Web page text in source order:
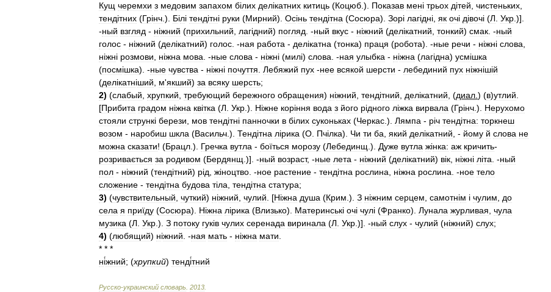
Кущ черемхи з медовим запахом білих делікатних китиць (Коцюб .). Показав мені трьох дітей чистеньких
тендітних (Грінч .). Білі тендітні руки (Мирний). Осінь тендітна (Сосюра). Зорі лагідні, як очі дівочі (Л Укр .)].
-ный взгляд - ніжний (прихильний лагідний) погляд . -ный вкус - ніжний (делікатний тонкий) смак . -ный
голос - ніжний (делікатний) голос . -ная работа - делікатна (тонка) праця (робота). -ные речи - ніжні слова
ніжні розмови ніжна мова . -ные слова - ніжні (милі) слова . -ная улыбка - ніжна (лагідна) усмішка
(посмішка). -ные чувства - ніжні почуття Лебяжий пух -нее всякой шерсти - лебединий пух ніжнішій
(делікатніший м'якший) за всяку шерсть;
2) (слабый хрупкий требующий бережного обращения) ніжний тендітний делікатний , (диал ) (в)утлий
[Прибита градом ніжна квітка (Л Укр .). Ніжне коріння вода з його рідного ліжка вирвала (Грінч .). Нерухомо
стояли стрункі берези мов тендітні панночки в білих суконьках (Черкас .). Лямпа - річ тендітна: торкнеш
возом - наробиш шкла (Васильч .). Тендітна лірика (О Пчілка). Чи ти ба який делікатний , - йому й слова не
можна сказати! (Брацл .). Гречка вутла - боїться морозу (Лебединщ .). Дуже вутла жінка: аж кричить-
розривається за родивом (Бердянщ .)]. -ный возраст, -ные лета - ніжний (делікатний) вік ніжні літа . -ный
пол - ніжний (тендітний) рід жіноцтво . -ное растение - тендітна рослина ніжна рослина . -ное тело
сложение - тендітна будова тіла тендітна статура;
3) (чувствительный чуткий) ніжний чулий . [Ніжна душа (Крим .). З ніжним серцем самотнім і чулим
до
села я приїду (Сосюра). Ніжна лірика (Влизько). Материнські очі чулі (Франко). Лунала журливая чула
музика (Л Укр .). З потоку гуків чулих серенада виринала (Л Укр .)]. -ный слух - чулий (ніжний) слух;
4) (любящий) ніжний . -ная мать - ніжна мати
* * *
ні́жний; (хрупкий) тенді́тний
Русско-украинский словарь 2013